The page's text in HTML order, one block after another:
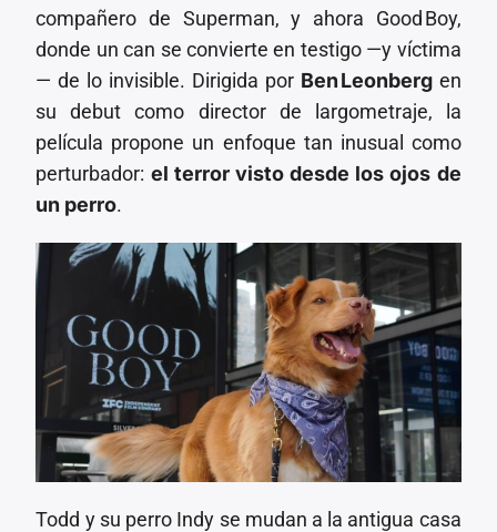
compañero de Superman, y ahora Good Boy,
donde un can se convierte en testigo —y víctima
— de lo invisible. Dirigida por BenLeonberg en
su debut como director de largometraje, la
película propone un enfoque tan inusual como
perturbador: el terror visto desde los ojos de
un perro.
Todd y su perro Indy se mudan a la antigua casa